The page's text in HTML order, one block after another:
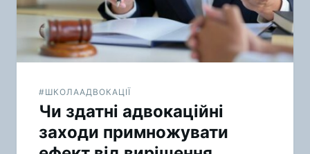
#ШКОЛААДВОКАЦІЇ
Чи здатні адвокаційні
заходи примножувати